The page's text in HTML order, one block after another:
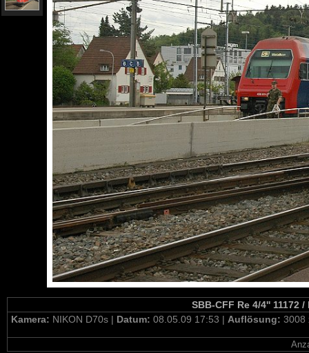
SBB-CFF Re 4/4'' 11172
Kamera: NIKON D70s | Datum: 08.05.09 17:53 | Auflösung: 3008